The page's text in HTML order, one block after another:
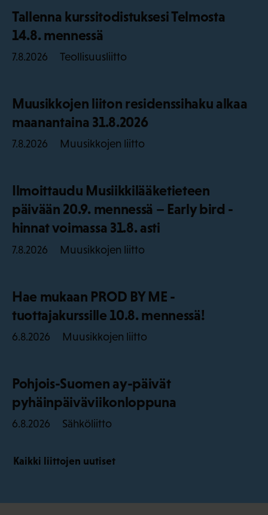
Tallenna kurssitodistuksesi Telmosta
14.8. mennessä
7.8.2026 Teollisuusliitto
Muusikkojen liiton residenssihaku alkaa
maanantaina 31.8.2026
7.8.2026 Muusikkojen liitto
Ilmoittaudu Musiikkilääketieteen
päivään 20.9. mennessä – Early bird -
hinnat voimassa 31.8. asti
7.8.2026 Muusikkojen liitto
Hae mukaan PROD BY ME -
tuottajakurssille 10.8. mennessä!
6.8.2026 Muusikkojen liitto
Pohjois-Suomen ay-päivät
pyhäinpäiväviikonloppuna
6.8.2026 Sähköliitto
Kaikki liittojen uutiset